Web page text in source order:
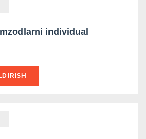
individual